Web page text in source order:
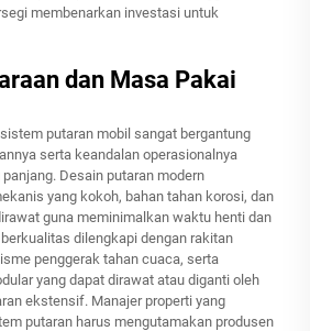
membenarkan investasi untuk
dan Masa Pakai
putaran mobil sangat bergantung
serta keandalan operasionalnya
Desain putaran modern
yang kokoh, bahan tahan korosi, dan
guna meminimalkan waktu henti dan
dilengkapi dengan rakitan
penggerak tahan cuaca, serta
yang dapat dirawat atau diganti oleh
ekstensif. Manajer properti yang
putaran harus mengutamakan produsen